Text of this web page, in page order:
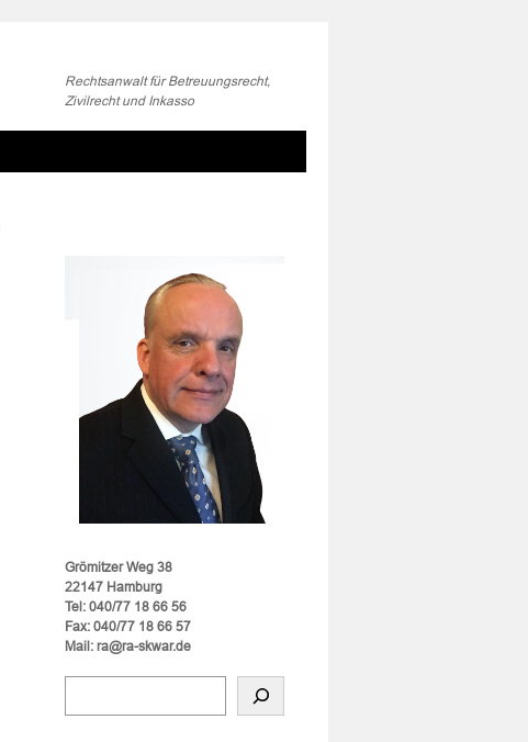
Rechtsanwalt für Betreuungsrecht,
Zivilrecht und Inkasso
Grömitzer Weg 38
22147 Hamburg
Tel: 040/77 18 66 56
Fax: 040/77 18 66 57
Mail: ra@ra-skwar.de